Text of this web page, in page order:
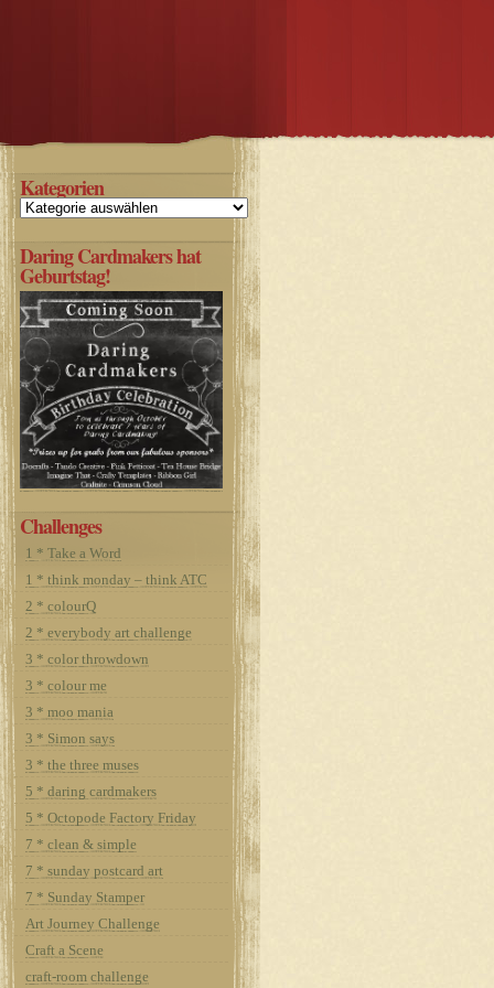
Kategorien
Kategorien
Daring Cardmakers hat
Geburtstag!
Challenges
1 * Take a Word
1 * think monday – think ATC
2 * colourQ
2 * everybody art challenge
3 * color throwdown
3 * colour me
3 * moo mania
3 * Simon says
3 * the three muses
5 * daring cardmakers
5 * Octopode Factory Friday
7 * clean & simple
7 * sunday postcard art
7 * Sunday Stamper
Art Journey Challenge
Craft a Scene
craft-room challenge